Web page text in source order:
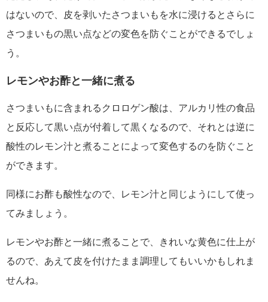
はないので、皮を剥いたさつまいもを水に浸けるとさらに
さつまいもの黒い点などの変色を防ぐことができるでしょ
う。
レモンやお酢と一緒に煮る
さつまいもに含まれるクロロゲン酸は、アルカリ性の食品
と反応して黒い点が付着して黒くなるので、それとは逆に
酸性のレモン汁と煮ることによって変色するのを防ぐこと
ができます。
同様にお酢も酸性なので、レモン汁と同じようにして使っ
てみましょう。
レモンやお酢と一緒に煮ることで、きれいな黄色に仕上が
るので、あえて皮を付けたまま調理してもいいかもしれま
せんね。